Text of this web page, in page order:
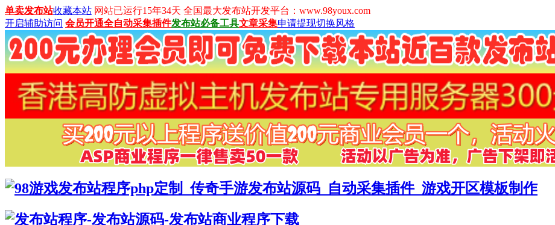
单卖发布站收藏本站 网站已运行15年34天 全国最大发布站开发平台：www.98youx.com
开启辅助访问 会员开通全自动采集插件发布站必备工具文章采集申请提现切换风格